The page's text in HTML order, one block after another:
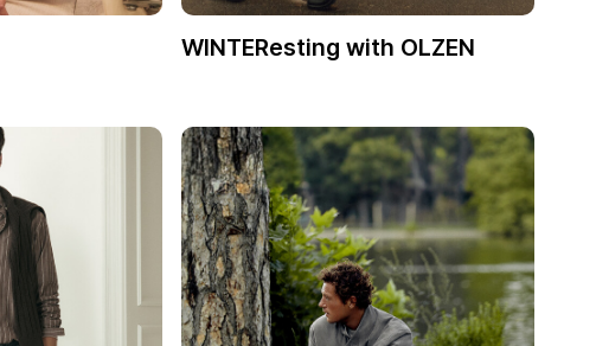
WINTEResting with OLZEN